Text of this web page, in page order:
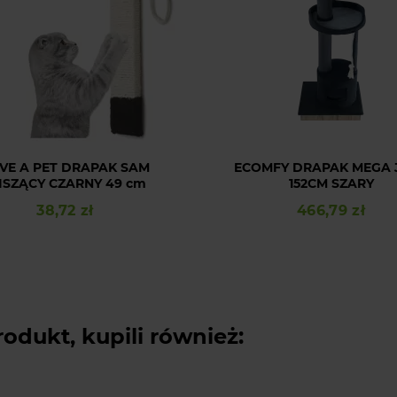
A PET DRAPAK SAM
CZARNY 49 cm
Cena
38,72 zł
ECOMFY DRAPAK MEGA
152CM SZARY
Cena
466,79 zł
kupili również: